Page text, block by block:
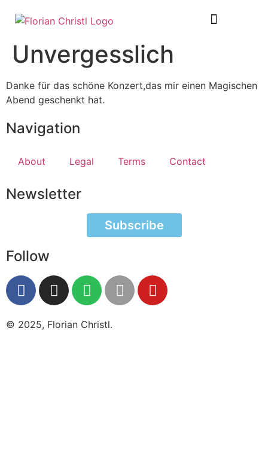
Unvergesslich
Danke für das schöne Konzert,das mir einen Magischen
Abend geschenkt hat.
Navigation
About Legal Terms Contact
Newsletter
Subscribe
Follow
© 2025, Florian Christl.